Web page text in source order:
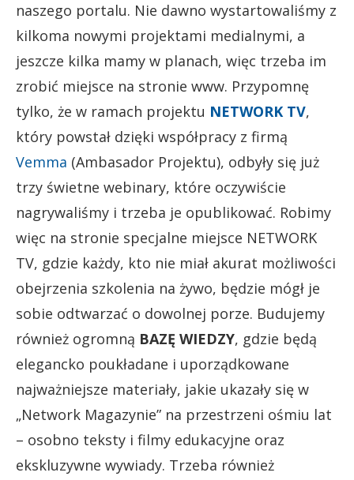
naszego portalu. Nie dawno wystartowaliśmy z
kilkoma nowymi projektami medialnymi, a
jeszcze kilka mamy w planach, więc trzeba im
zrobić miejsce na stronie www. Przypomnę
tylko, że w ramach projektu NETWORK TV,
który powstał dzięki współpracy z firmą
Vemma (Ambasador Projektu), odbyły się już
trzy świetne webinary, które oczywiście
nagrywaliśmy i trzeba je opublikować. Robimy
więc na stronie specjalne miejsce NETWORK
TV, gdzie każdy, kto nie miał akurat możliwości
obejrzenia szkolenia na żywo, będzie mógł je
sobie odtwarzać o dowolnej porze. Budujemy
również ogromną BAZĘ WIEDZY, gdzie będą
elegancko poukładane i uporządkowane
najważniejsze materiały, jakie ukazały się w
„Network Magazynie” na przestrzeni ośmiu lat
– osobno teksty i filmy edukacyjne oraz
ekskluzywne wywiady. Trzeba również